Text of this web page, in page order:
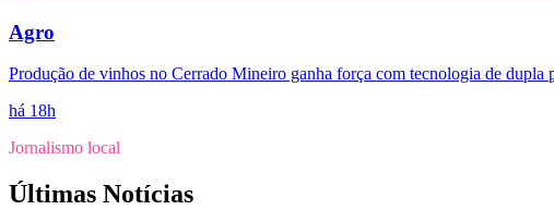
Agro
Produção de vinhos no Cerrado Mineiro ganha força com tecnologia de dupla
há 18h
Jornalismo local
Últimas Notícias